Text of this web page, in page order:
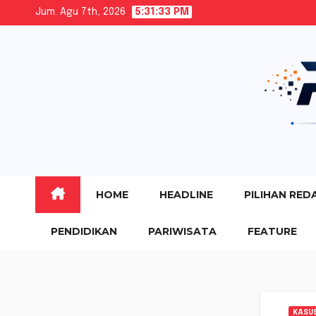
Jum. Agu 7th, 2026 5:31:33 PM
HOME HEADLINE PILIHAN
PENDIDIKAN PARIWISATA FEATURE